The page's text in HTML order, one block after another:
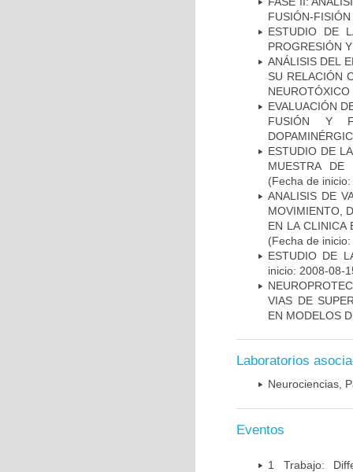
FUSIÓN-
ESTUDIO DE
PROGRESIÓN
ANÁLISIS DEL
SU RELACIÓN
NEUROTÓXICO
EVALUACIÓN
FUSIÓN Y
ESTUDIO DE
MUESTRA DE
(Fecha de
ANALISIS DE
MOVIMIENTO,
EN LA CLINICA
(Fecha de
ESTUDIO DE
inicio: 2008-08-
VIAS DE
EN MODELOS
Laboratorios
Neurociencias,
Eventos
1 Trabajo: